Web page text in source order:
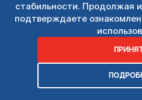
стабильности. Продолжая
подтверждаете